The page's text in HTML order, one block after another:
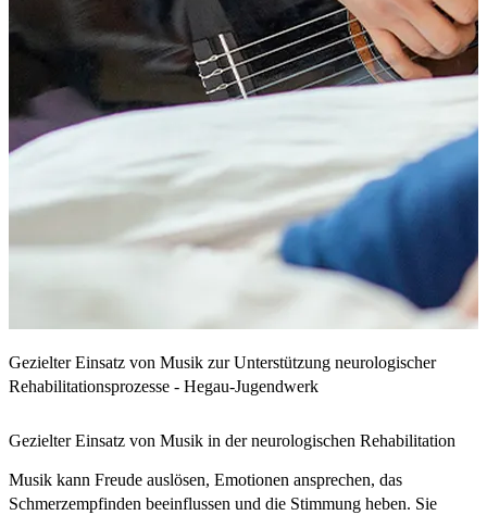
Gezielter Einsatz von Musik zur Unterstützung neurologischer
Rehabilitationsprozesse - Hegau-Jugendwerk
Gezielter Einsatz von Musik in der neurologischen Rehabilitation
Musik kann Freude auslösen, Emotionen ansprechen, das
Schmerzempfinden beeinflussen und die Stimmung heben. Sie